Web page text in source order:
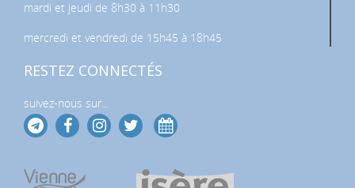
mardi et jeudi de 8h30 à 11h30
mercredi et vendredi de 15h45 à 18h45
RESTEZ CONNECTÉS
suivez-nous sur...